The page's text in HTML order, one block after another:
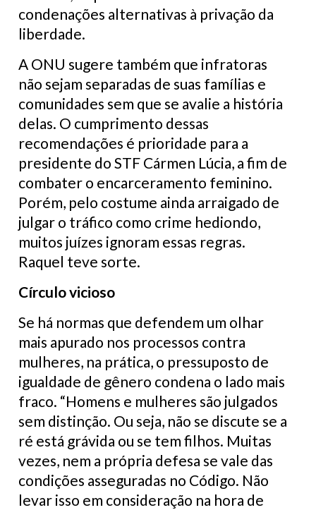
condenações alternativas à privação da
liberdade.
A ONU sugere também que infratoras
não sejam separadas de suas famílias e
comunidades sem que se avalie a história
delas. O cumprimento dessas
recomendações é prioridade para a
presidente do STF Cármen Lúcia, a fim de
combater o encarceramento feminino.
Porém, pelo costume ainda arraigado de
julgar o tráfico como crime hediondo,
muitos juízes ignoram essas regras.
Raquel teve sorte.
Círculo vicioso
Se há normas que defendem um olhar
mais apurado nos processos contra
mulheres, na prática, o pressuposto de
igualdade de gênero condena o lado mais
fraco. “Homens e mulheres são julgados
sem distinção. Ou seja, não se discute se a
ré está grávida ou se tem filhos. Muitas
vezes, nem a própria defesa se vale das
condições asseguradas no Código. Não
levar isso em consideração na hora de